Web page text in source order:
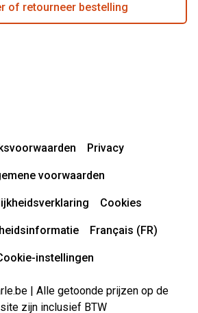
of retourneer bestelling
Privacy
voorwaarden
Cookies
Français (FR)
instellingen
| Alle getoonde prijzen op de
zijn inclusief BTW